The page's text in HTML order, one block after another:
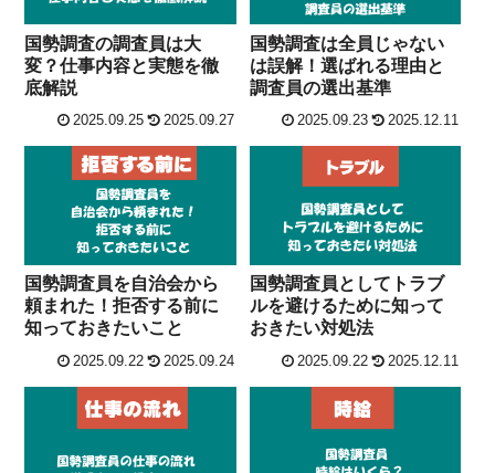
国勢調査の調査員は大
変？仕事内容と実態を徹
底解説
2025.09.25 2025.09.27
国勢調査は全員じゃない
は誤解！選ばれる理由と
調査員の選出基準
2025.09.23 2025.12.11
国勢調査員を自治会から
頼まれた！拒否する前に
知っておきたいこと
2025.09.22 2025.09.24
国勢調査員としてトラブ
ルを避けるために知って
おきたい対処法
2025.09.22 2025.12.11